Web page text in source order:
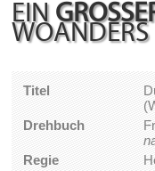
EIN
WOANDERS
Titel
Drehbuch
Regie